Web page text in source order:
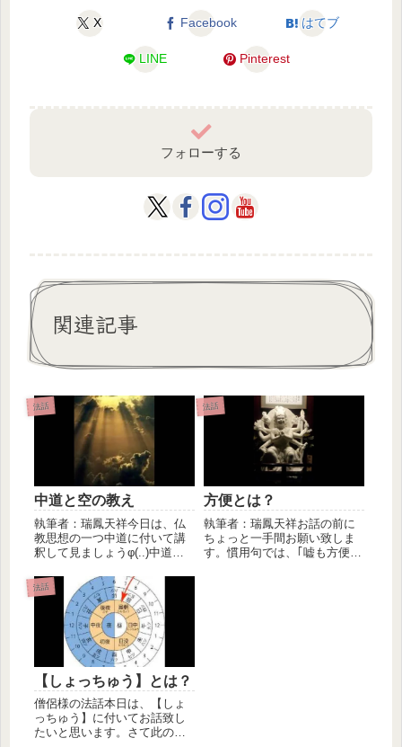
X Facebook はてブ
LINE Pinterest
フォローする
関連記事
法話
中道と空の教え
執筆者：瑞鳳天祥今日は、仏
教思想の一つ中道に付いて講
釈して見ましょうφ(..)中道と
味...
法話
方便とは？
執筆者：瑞鳳天祥お話の前に
ちょっと一手間お願い致しま
す。慣用句では、｢嘘も方便｣
法話
【しょっちゅう】とは？
僧侶様の法話本日は、【しょ
っちゅう】に付いてお話致し
たいと思います。さて此のし